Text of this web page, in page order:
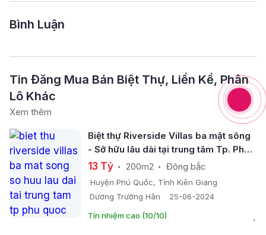
Bình Luận
Tin Đăng Mua Bán Biệt Thự, Liền Kề, Phân
Lô Khác
Xem thêm
Biệt thự Riverside Villas ba mặt sông
- Sở hữu lâu dài tại trung tâm Tp. Phú
Quốc
13 Tỷ 200m2 Đông bắc
Huyện Phú Quốc, Tỉnh Kiên Giang
Dương Trường Hân
25-06-2024
Tín nhiệm cao (10/10)